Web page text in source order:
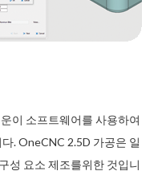
이 소프트웨어를 사용하여
. OneCNC 2.5D 가공은 일
성 요소 제조를위한 것입니